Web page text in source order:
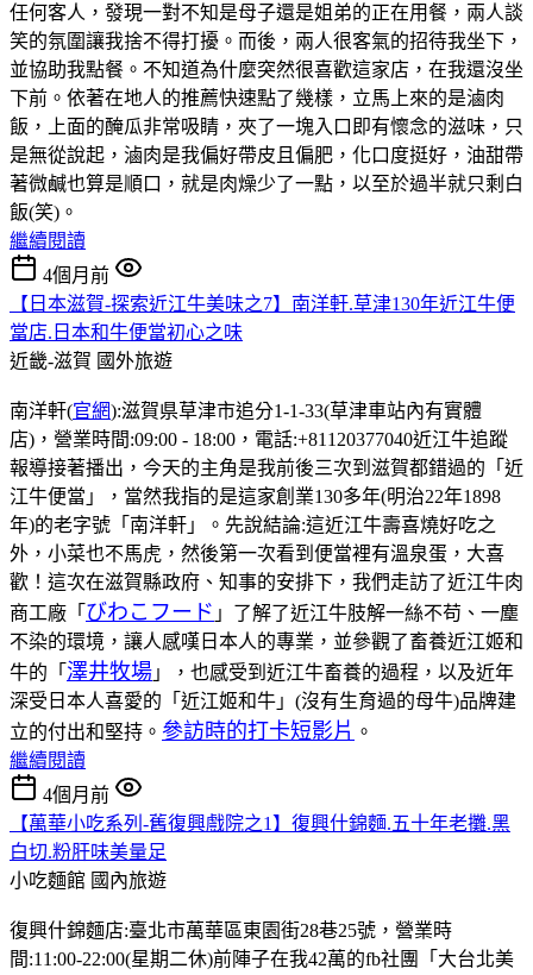
任何客人，發現一對不知是母子還是姐弟的正在用餐，兩人談
笑的氛圍讓我捨不得打擾。而後，兩人很客氣的招待我坐下，
並協助我點餐。不知道為什麼突然很喜歡這家店，在我還沒坐
下前。依著在地人的推薦快速點了幾樣，立馬上來的是滷肉
飯，上面的醃瓜非常吸睛，夾了一塊入口即有懷念的滋味，只
是無從說起，滷肉是我偏好帶皮且偏肥，化口度挺好，油甜帶
著微鹹也算是順口，就是肉燥少了一點，以至於過半就只剩白
飯(笑)。
繼續閱讀
4個月前
【日本滋賀-探索近江牛美味之7】南洋軒.草津130年近江牛便
當店.日本和牛便當初心之味
近畿-滋賀 國外旅遊
南洋軒(官網):滋賀県草津市追分1-1-33(草津車站內有實體
店)，營業時間:09:00 - 18:00，電話:+81120377040近江牛追蹤
報導接著播出，今天的主角是我前後三次到滋賀都錯過的「近
江牛便當」，當然我指的是這家創業130多年(明治22年1898
年)的老字號「南洋軒」。先說結論:這近江牛壽喜燒好吃之
外，小菜也不馬虎，然後第一次看到便當裡有溫泉蛋，大喜
歡！這次在滋賀縣政府、知事的安排下，我們走訪了近江牛肉
商工廠「 びわこフード 」了解了近江牛肢解一絲不苟、一塵
不染的環境，讓人感嘆日本人的專業，並參觀了畜養近江姬和
牛的「 澤井牧場 」，也感受到近江牛畜養的過程，以及近年
深受日本人喜愛的「近江姬和牛」(沒有生育過的母牛)品牌建
立的付出和堅持。 參訪時的打卡短影片 。
繼續閱讀
4個月前
【萬華小吃系列-舊復興戲院之1】復興什錦麵.五十年老攤.黑
白切.粉肝味美量足
小吃麵館 國內旅遊
復興什錦麵店:臺北市萬華區東園街28巷25號，營業時
間:11:00-22:00(星期二休)前陣子在我42萬的fb社團「大台北美